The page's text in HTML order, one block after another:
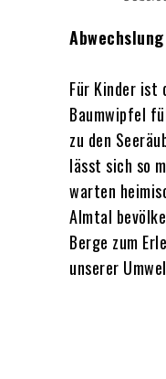
Abwechslung
Für Kinder ist
Baumwipfel
zu den
lässt sich so
warten
Almtal
Berge zum
unserer